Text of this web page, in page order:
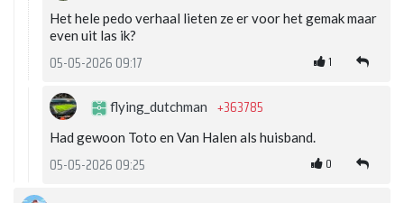
Het hele pedo verhaal lieten ze er voor het gemak maar
even uit las ik?
05-05-2026 09:17 1
flying_dutchman +363785
Had gewoon Toto en Van Halen als huisband.
05-05-2026 09:25 0